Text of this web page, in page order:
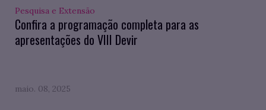
Pesquisa e Extensão
Confira a programação completa para as
apresentações do VIII Devir
maio. 08, 2025